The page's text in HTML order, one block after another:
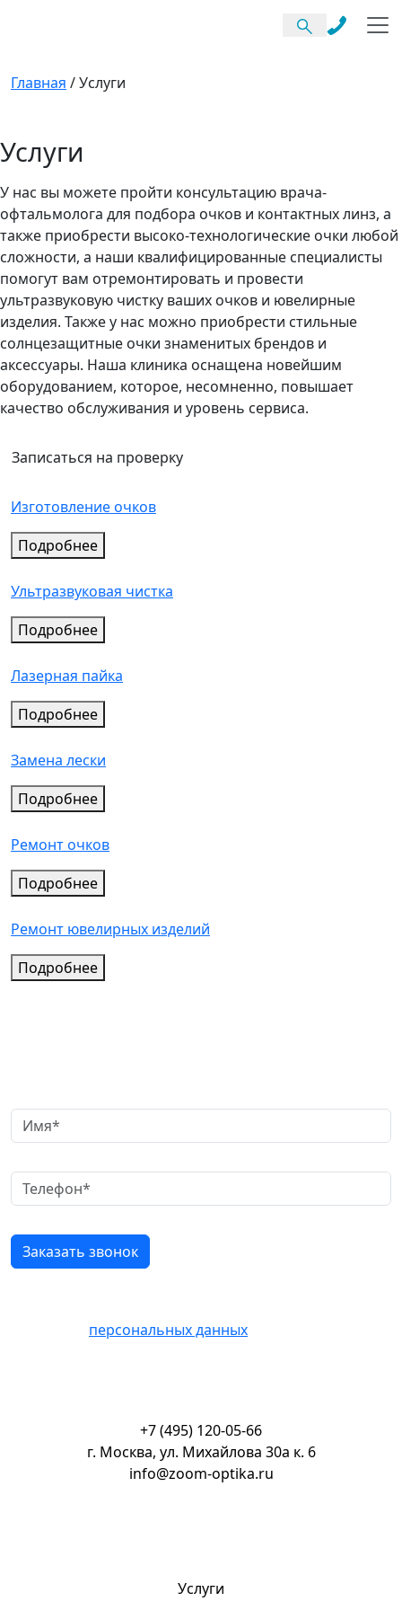
Главная /Услуги
Услуги
У нас вы можете пройти консультацию врача-
офтальмолога для подбора очков и контактных линз, а
также приобрести высоко-технологические очки любой
сложности, а наши квалифицированные специалисты
помогут вам отремонтировать и провести
ультразвуковую чистку ваших очков и ювелирные
изделия. Также у нас можно приобрести стильные
солнцезащитные очки знаменитых брендов и
аксессуары. Наша клиника оснащена новейшим
оборудованием, которое, несомненно, повышает
качество обслуживания и уровень сервиса.
Записаться на проверку
Изготовление очков
Подробнее
Ультразвуковая чистка
Подробнее
Лазерная пайка
Подробнее
Замена лески
Подробнее
Ремонт очков
Подробнее
Ремонт ювелирных изделий
Подробнее
персональных данных
+7 (495) 120-05-66
г. Москва, ул. Михайлова 30а к. 6
info@zoom-optika.ru
Услуги